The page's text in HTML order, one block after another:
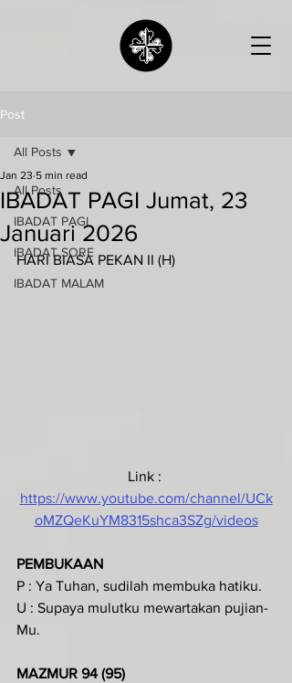
Post
All Posts
IBADAT PAGI
IBADAT SORE
IBADAT MALAM
All Posts
IBADAT PAGI Jumat, 23
Januari 2026
Jan 23 5 min read
HARI BIASA PEKAN II (H)
Link :
https://www.youtube.com/channel/UCk
oMZQeKuYM8315shca3SZg/videos
PEMBUKAAN
P : Ya Tuhan, sudilah membuka hatiku.
U : Supaya mulutku mewartakan pujian-
Mu.
MAZMUR 94 (95)